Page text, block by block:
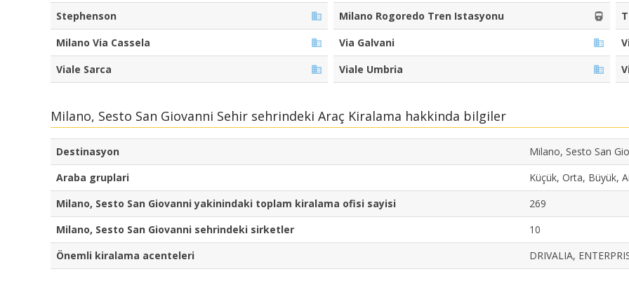
Stephenson
Milano Rogoredo Tren Istasyonu
Milano Via Cassela
Via Galvani
Viale Sarca
Viale Umbria
Milano, Sesto San Giovanni Sehir sehrindeki Araç Kiralama hakkinda bilgiler
Destinasyon
Milano, Sesto San
Araba gruplari
Küçük, Orta, Büyük,
Milano, Sesto San Giovanni yakinindaki toplam kiralama ofisi sayisi
269
Milano, Sesto San Giovanni sehrindeki sirketler
10
Önemli kiralama acenteleri
DRIVALIA,